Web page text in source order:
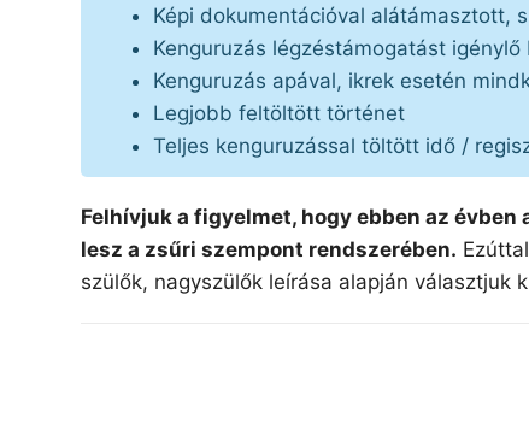
Képi dokumentációval alátámasztott,
Kenguruzás légzéstámogatást igénylő
Kenguruzás apával, ikrek esetén
Legjobb feltöltött történet
Teljes kenguruzással töltött idő /
Felhívjuk a figyelmet, hogy ebben az
lesz a zsűri szempont rendszerében.
szülők, nagyszülők leírása alapján választjuk